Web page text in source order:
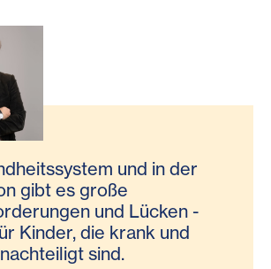
und in der
gibt es große
und Lücken -
Kinder, die krank und
sind.